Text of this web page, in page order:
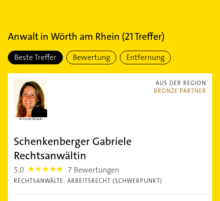
Anwaltin Wörth am Rhein (21Treffer)
Beste Treffer Bewertung Entfernung
AUS DER REGION
BRONZE PARTNER
Schenkenberger Gabriele
Rechtsanwältin
5,0 5.0 7 Bewertungen
RECHTSANWÄLTE: ARBEITSRECHT (SCHWERPUNKT)